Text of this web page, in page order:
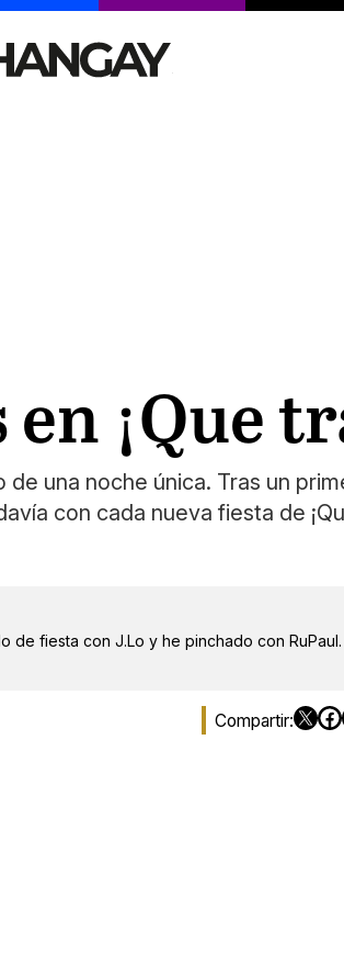
en ¡Que
una noche única. Tras un
con cada nueva fiesta de
de fiesta con J.Lo y he pinchado con RuPaul.